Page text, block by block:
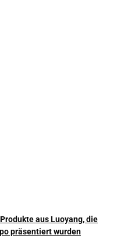
aus Luoyang, die
präsentiert wurden